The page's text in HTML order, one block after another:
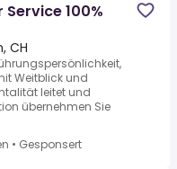
100%
CH
Weitblick und
leitet und
übernehmen Sie
• Gesponsert